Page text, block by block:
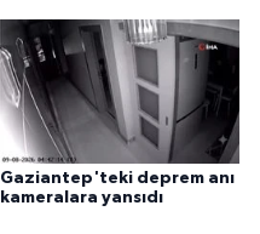
Gaziantep'teki deprem anı
kameralara yansıdı